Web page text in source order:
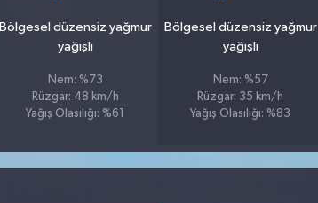
Bölgesel düzensiz yağmur
yağışlı
Nem: %73
Rüzgar: 48 km/h
Yağış Olasılığı: %61
Bölgesel düzensiz yağmur
yağışlı
Nem: %57
Rüzgar: 35 km/h
Yağış Olasılığı: %83